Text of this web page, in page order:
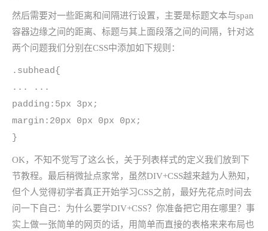
然后需要对一些距离和间隔进行设置，主要是标题文本与span
容器边缘之间的距离、标题与其上面段落之间的间隔，针对这
两个问题我们分别在CSS中添加如下规则：
.subhead{
... ...
padding:5px 3px;
margin:20px 0px 0px 0px;
}
OK，不知不觉写了这么长，关于列表样式的定义我们放到下
节教程。最后稍微扯点家常，虽然DIV+CSS越来越为人熟知，
但个人觉得初学者真正开始学习CSS之前，最好先花点时间去
问一下自己：为什么要学DIV+CSS？你准备把它用在哪里？事
实上做一张简单的网页的话，用简单而直接的表格来来布局也